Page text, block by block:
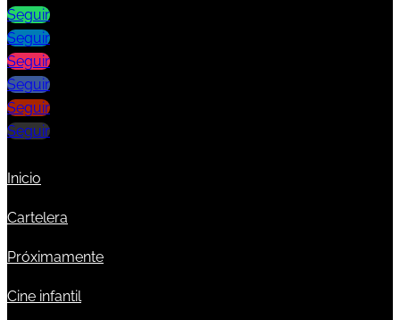
Seguir
Seguir
Seguir
Seguir
Seguir
Seguir
Inicio
Cartelera
Próximamente
Cine infantil